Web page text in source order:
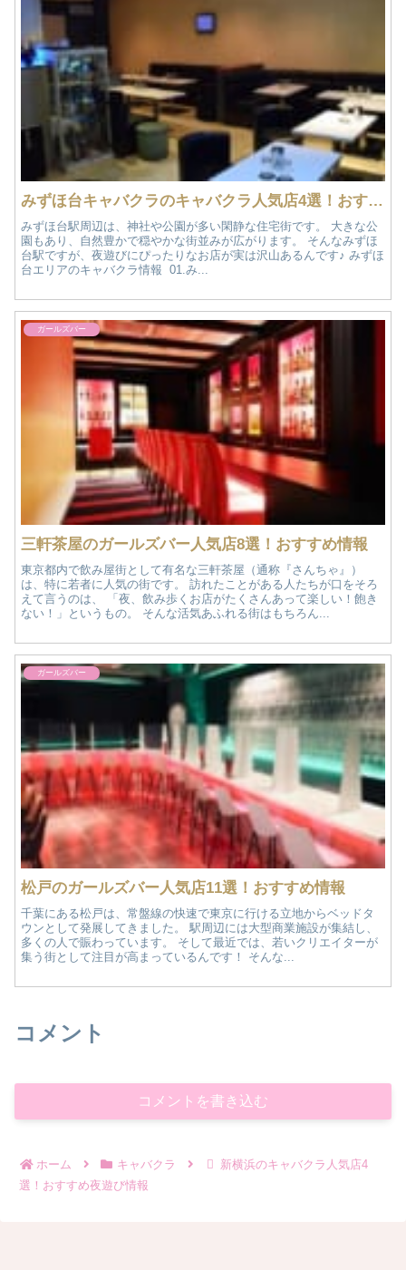
みずほ台キャバクラのキャバクラ人気店4選！おすすめ夜遊び情報
みずほ台駅周辺は、神社や公園が多い閑静な住宅街です。 大きな公
園もあり、自然豊かで穏やかな街並みが広がります。 そんなみずほ
台駅ですが、夜遊びにぴったりなお店が実は沢山あるんです♪ みずほ
台エリアのキャバクラ情報 01.み...
ガールズバー
三軒茶屋のガールズバー人気店8選！おすすめ情報
東京都内で飲み屋街として有名な三軒茶屋（通称『さんちゃ』）
は、特に若者に人気の街です。 訪れたことがある人たちが口をそろ
えて言うのは、 「夜、飲み歩くお店がたくさんあって楽しい！飽き
ない！」というもの。 そんな活気あふれる街はもちろん...
ガールズバー
松戸のガールズバー人気店11選！おすすめ情報
千葉にある松戸は、常盤線の快速で東京に行ける立地からベッドタ
ウンとして発展してきました。 駅周辺には大型商業施設が集結し、
多くの人で賑わっています。 そして最近では、若いクリエイターが
集う街として注目が高まっているんです！ そんな...
コメント
コメントを書き込む
ホーム キャバクラ
新横浜のキャバクラ人気店4
選！おすすめ夜遊び情報